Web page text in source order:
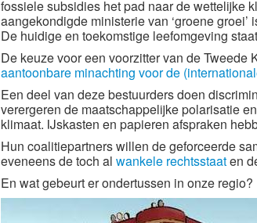
fossiele subsidies het pad naar de wettelijke
aangekondigde ministerie van ‘groene
De huidige en toekomstige leefomgeving
De keuze voor een voorzitter van de Tweede
aantoonbare minachting voor de
Een deel van deze bestuurders doen
verergeren de maatschappelijke polarisatie
klimaat. IJskasten en papieren afspraken
Hun coalitiepartners willen de geforceerde
eveneens de toch al wankele rechtsstaaten
En wat gebeurt er ondertussen in onze regio?